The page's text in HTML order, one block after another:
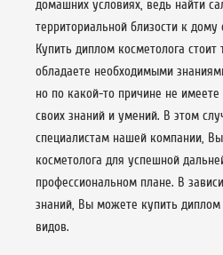
домашних условиях, ведь найти
территориальной близости к
Купить диплом косметолога
обладаете необходимыми
но по какой-то причине не
своих знаний и умений. В этом
специалистам нашей компании,
косметолога для успешной
профессиональном плане. В
знаний, Вы можете купить диплом
видов.